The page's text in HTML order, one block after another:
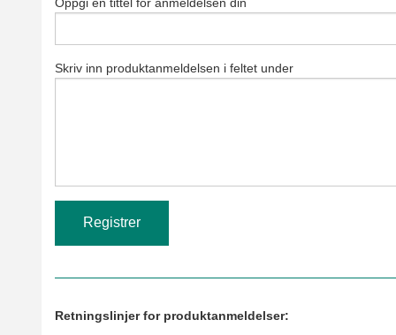
Skriv inn produktanmeldelsen i feltet under
Retningslinjer for produktanmeldelser: